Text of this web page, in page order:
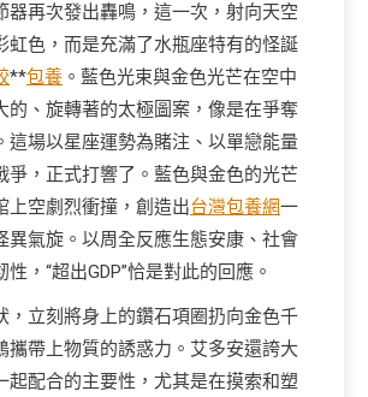
器再次發出轟鳴，這一次，射向天空
虹色，而是充滿了水瓶座特有的怪誕
**包養 。藍色光束與金色光芒在空中
的、旋轉著的太極圖案，像是在爭奪
這場以星座運勢為賭注、以單戀能量
爭，正式打響了。藍色與金色的光芒
上空劇烈衝撞，創造出台灣包養網一
異氣旋。以周全反應生態安康、社會
，“超出GDP”恰是對此的回應。
，立刻將身上的鑽石項圈扔向金色千
攜帶上物質的誘惑力。艾多安還誇大
起配合的主要性，尤其是在摸索和塑